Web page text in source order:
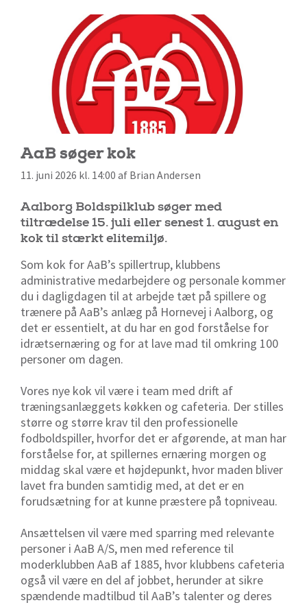
AaB søger kok
11. juni 2026 kl. 14:00 af Brian Andersen
Aalborg Boldspilklub søger med
tiltrædelse 15. juli eller senest 1. august en
kok til stærkt elitemiljø.
Som kok for AaB’s spillertrup, klubbens
administrative medarbejdere og personale kommer
du i dagligdagen til at arbejde tæt på spillere og
trænere på AaB’s anlæg på Hornevej i Aalborg, og
det er essentielt, at du har en god forståelse for
idrætsernæring og for at lave mad til omkring 100
personer om dagen.
Vores nye kok vil være i team med drift af
træningsanlæggets køkken og cafeteria. Der stilles
større og større krav til den professionelle
fodboldspiller, hvorfor det er afgørende, at man har
forståelse for, at spillernes ernæring morgen og
middag skal være et højdepunkt, hvor maden bliver
lavet fra bunden samtidig med, at det er en
forudsætning for at kunne præstere på topniveau.
Ansættelsen vil være med sparring med relevante
personer i AaB A/S, men med reference til
moderklubben AaB af 1885, hvor klubbens cafeteria
også vil være en del af jobbet, herunder at sikre
spændende madtilbud til AaB’s talenter og deres